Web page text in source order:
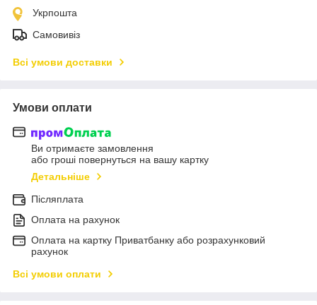
Укрпошта
Самовивіз
Всі умови доставки
Умови оплати
Ви отримаєте замовлення
або гроші повернуться на вашу картку
Детальніше
Післяплата
Оплата на рахунок
Оплата на картку Приватбанку або розрахунковий
рахунок
Всі умови оплати